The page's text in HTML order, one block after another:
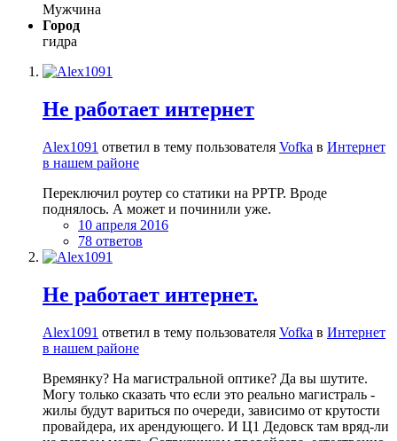
Мужчина
Город
гидра
Не работает интернет
Alex1091 ответил в тему пользователя Vofka в Интернет
в нашем районе
Переключил роутер со статики на PPTP. Вроде
поднялось. А может и починили уже.
10 апреля 2016
78 ответов
Не работает интернет.
Alex1091 ответил в тему пользователя Vofka в Интернет
в нашем районе
Времянку? На магистральной оптике? Да вы шутите.
Могу только сказать что если это реально магистраль -
жилы будут вариться по очереди, зависимо от крутости
провайдера, их арендующего. И Ц1 Дедовск там вряд-ли